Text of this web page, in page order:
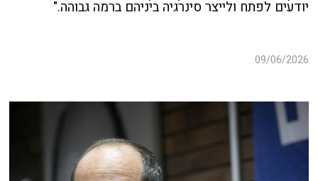
יודעים לפתח ולייצר סינרגיה ביניהם ברמה גבוהה."
09/06/2026